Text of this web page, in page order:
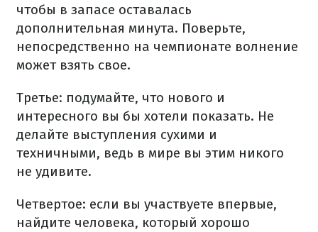
чтобы в запасе оставалась
дополнительная минута. Поверьте,
непосредственно на чемпионате волнение
может взять свое.
Третье: подумайте, что нового и
интересного вы бы хотели показать. Не
делайте выступления сухими и
техничными, ведь в мире вы этим никого
не удивите.
Четвертое: если вы участвуете впервые,
найдите человека, который хорошо